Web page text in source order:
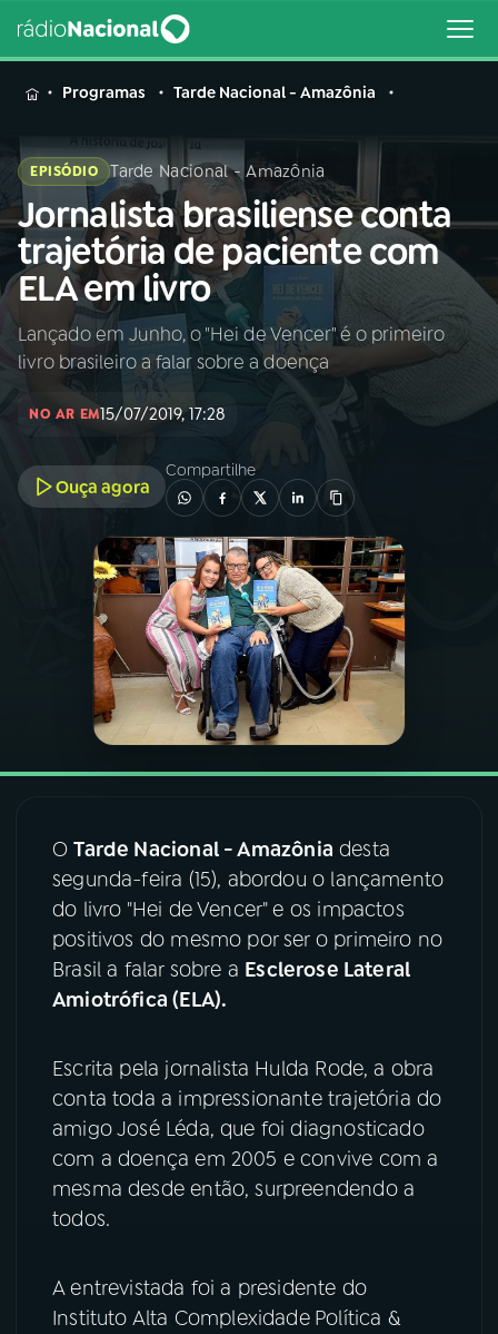
MENU
Buscar
na
Rádio
Nacional
Buscar
AO VIVO
INÍCIO
A RÁDIO
PROGRAMAÇÃO
PROGRAMAS
PODCASTS
06VIDEOCASTS
07ÚLTIMAS
08FESTIVAL DE MÚSICA
ACOMPANHE A RÁDIO NACIONAL
Instagram X
TikTok
Programas Tarde Nacional - Amazônia
EPISÓDIO Tarde Nacional - Amazônia
Jornalista brasiliense conta
trajetória de paciente com
ELA em livro
Lançado em Junho, o "Hei de Vencer" é o primeiro
livro brasileiro a falar sobre a doença
NO AR EM15/07/2019, 17:28
Ouça agora
Compartilhe
OTarde Nacional - Amazônia desta
segunda-feira (15), abordou o lançamento
do livro "Hei de Vencer" e os impactos
positivos do mesmo por ser o primeiro no
Brasil a falar sobre a Esclerose Lateral
Amiotrófica (ELA).
Escrita pela jornalista Hulda Rode, a obra
conta toda a impressionante trajetória do
amigo José Léda, que foi diagnosticado
com a doença em 2005 e convive com a
mesma desde então, surpreendendo a
todos.
A entrevistada foi a presidente do
Instituto Alta Complexidade Política &